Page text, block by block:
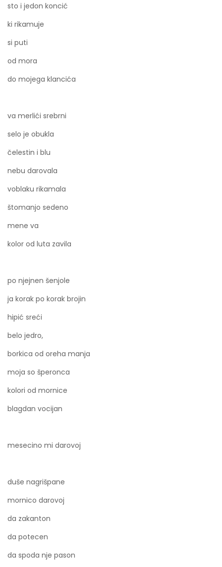
sto i jedon koncić
ki rikamuje
si puti
od mora
do mojega klancića
va merlići srebrni
selo je obukla
čelestin i blu
nebu darovala
voblaku rikamala
štomanjo sedeno
mene va
kolor od luta zavila
po njejnen šenjole
ja korak po korak brojin
hipić sreći
belo jedro,
borkica od oreha manja
moja so šperonca
kolori od mornice
blagdan vocijan
mesecino mi darovoj
duše nagrišpane
mornico darovoj
da zakanton
da potecen
da spoda nje pason